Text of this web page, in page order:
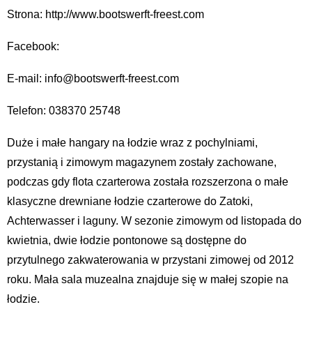
Strona: http://www.bootswerft-freest.com
Facebook:
E-mail: info@bootswerft-freest.com
Telefon: 038370 25748
Duże i małe hangary na łodzie wraz z pochylniami,
przystanią i zimowym magazynem zostały zachowane,
podczas gdy flota czarterowa została rozszerzona o małe
klasyczne drewniane łodzie czarterowe do Zatoki,
Achterwasser i laguny. W sezonie zimowym od listopada do
kwietnia, dwie łodzie pontonowe są dostępne do
przytulnego zakwaterowania w przystani zimowej od 2012
roku. Mała sala muzealna znajduje się w małej szopie na
łodzie.